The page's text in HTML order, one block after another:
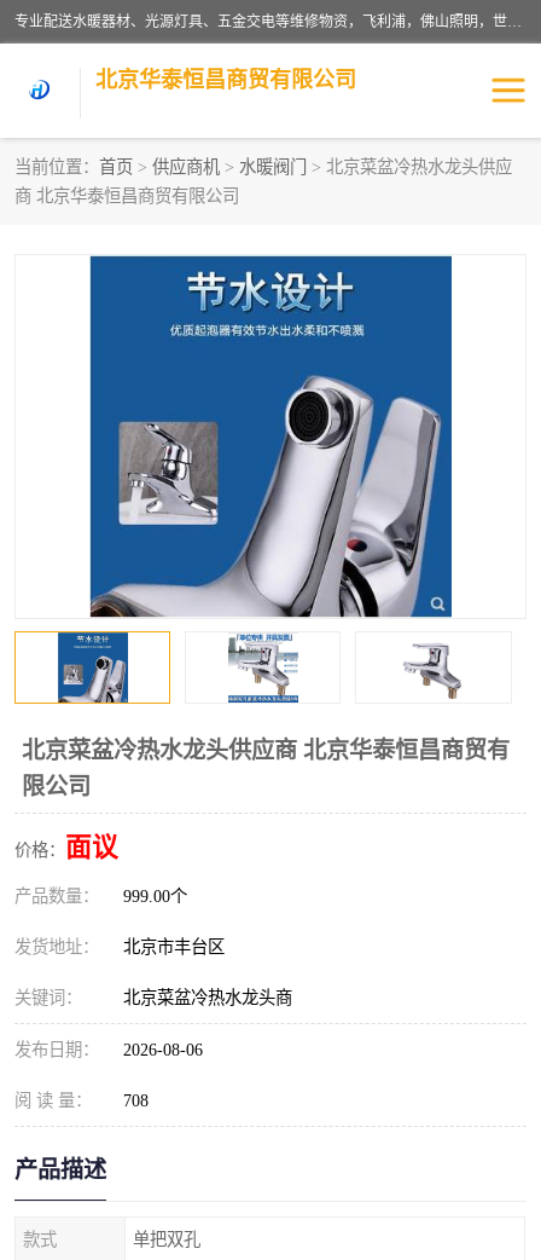
专业配送水暖器材、光源灯具、五金交电等维修物资，飞利浦，佛山照明，世达，博世，九牧，特陶等各产品涉及国内外知名品牌。公司专注与物业、学校、酒店、工厂等单位合作，提供一站式配送服务，降低客户综合成本。依托电子商务改变传统模式，以专业的团队为客户提供24H物资配送到达，货到月结、统一开票，便捷退换等服务，提高了企业的运营效率。
北京华泰恒昌商贸有限公司
当前位置： 首页 > 供应商机 > 水暖阀门
> 北京菜盆冷热水龙头供应
商 北京华泰恒昌商贸有限公司
北京菜盆冷热水龙头供应商 北京华泰恒昌商贸有
限公司
价格： 面议
产品数量： 999.00个
发货地址： 北京市丰台区
关键词： 北京菜盆冷热水龙头商
发布日期： 2026-08-06
阅 读 量： 708
产品描述
款式 单把双孔
水暖阀门
涂料辅材